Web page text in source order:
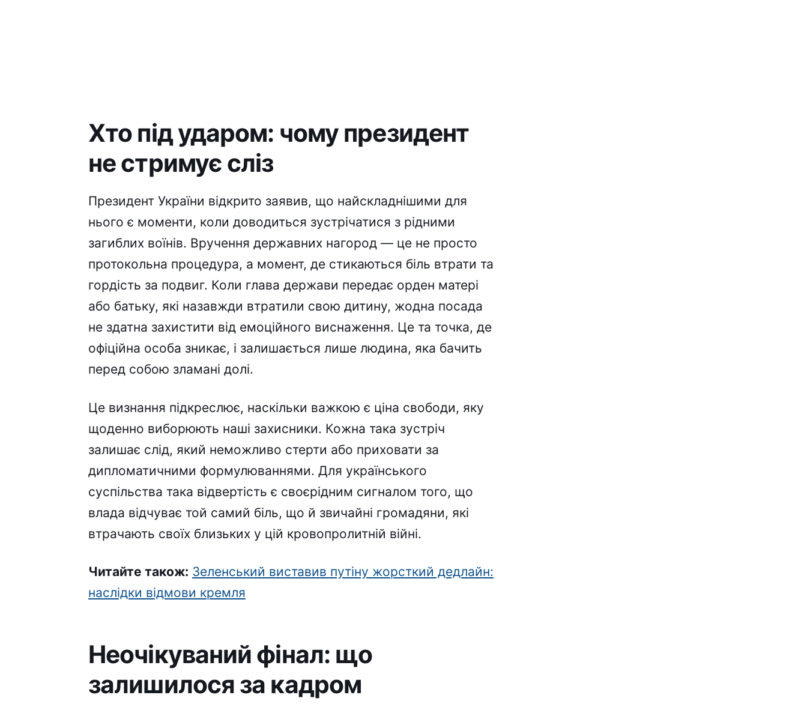
Хто під ударом: чому президент
не стримує сліз
Президент України відкрито заявив, що найскладнішими для
нього є моменти, коли доводиться зустрічатися з рідними
загиблих воїнів. Вручення державних нагород — це не просто
протокольна процедура, а момент, де стикаються біль втрати та
гордість за подвиг. Коли глава держави передає орден матері
або батьку, які назавжди втратили свою дитину, жодна посада
не здатна захистити від емоційного виснаження. Це та точка, де
офіційна особа зникає, і залишається лише людина, яка бачить
перед собою зламані долі.
Це визнання підкреслює, наскільки важкою є ціна свободи, яку
щоденно виборюють наші захисники. Кожна така зустріч
залишає слід, який неможливо стерти або приховати за
дипломатичними формулюваннями. Для українського
суспільства така відвертість є своєрідним сигналом того, що
влада відчуває той самий біль, що й звичайні громадяни, які
втрачають своїх близьких у цій кровопролитній війні.
Читайте також: Зеленський виставив путіну жорсткий дедлайн:
наслідки відмови кремля
Неочікуваний фінал: що
залишилося за кадром